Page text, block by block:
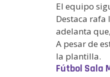
El equipo
Destaca rafa
adelanta
A pesar de
la plantilla.
Fútbol Sala